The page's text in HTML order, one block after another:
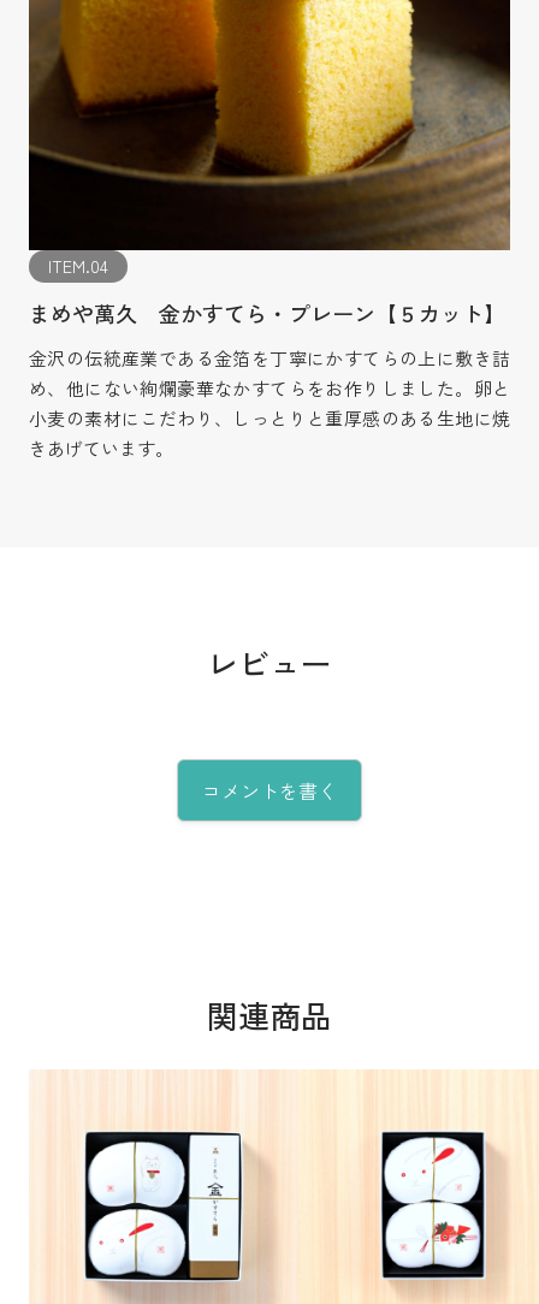
ITEM.04
まめや萬久 金かすてら・プレーン【５カット】
金沢の伝統産業である金箔を丁寧にかすてらの上に敷き詰
め、他にない絢爛豪華なかすてらをお作りしました。卵と
小麦の素材にこだわり、しっとりと重厚感のある生地に焼
きあげています。
レビュー
コメントを書く
関連商品